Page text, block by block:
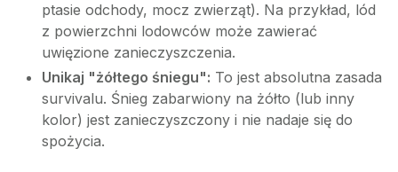
ptasie odchody, mocz zwierząt). Na przykład, lód
z powierzchni lodowców może zawierać
uwięzione zanieczyszczenia.
Unikaj "żółtego śniegu": To jest absolutna zasada
survivalu. Śnieg zabarwiony na żółto (lub inny
kolor) jest zanieczyszczony i nie nadaje się do
spożycia.